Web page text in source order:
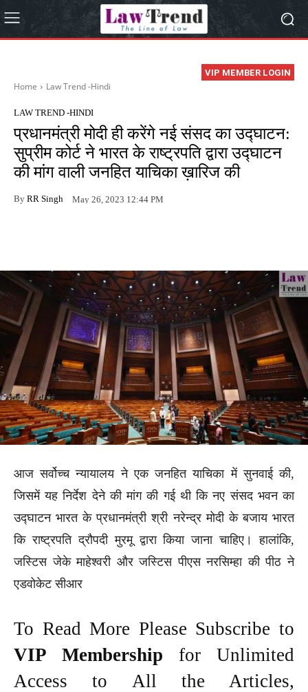
VIP MEMBER LOGIN
Home Law Trend -Hindi
LAW TREND -HINDI
प्रधानमंत्री मोदी ही करेंगे नई संसद का उद्घाटन:
सुप्रीम कोर्ट ने भारत के राष्ट्रपति द्वारा उद्घाटन
की मांग वाली जनहित याचिका ख़ारिज की
By RR Singh May 26, 2023 12:44 PM
आज सर्वोच्च न्यायालय ने एक जनहित याचिका में सुनवाई की,
जिसमें यह निर्देश देने की मांग की गई थी कि नए संसद भवन का
उद्घाटन भारत के प्रधानमंत्री श्री नरेन्द्र मोदी के बजाय भारत
कि राष्ट्रपति द्रौपदी मुरमू द्वारा किया जाना चाहिए। हालांकि,
जस्टिस जेके माहेश्वरी और जस्टिस पीएस नरसिम्हा की पीठ ने
एडवोकेट सीआर
To Read More Please Subscribe to
VIP Membership for Unlimited
Access to All the Articles,